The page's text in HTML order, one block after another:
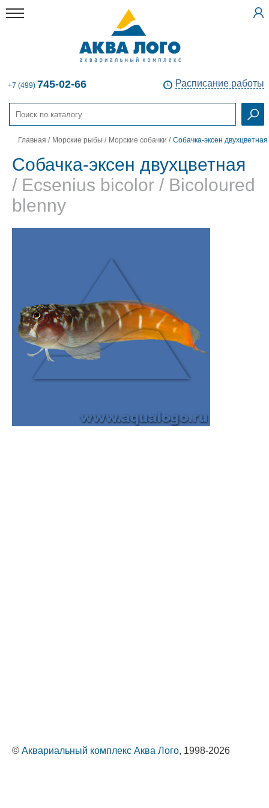
+7 (499) 745-02-66 Расписание работы
Главная / Морские рыбы / Морские собачки / Собачка-эксен двухцветная
Собачка-эксен двухцветная
/ Ecsenius bicolor / Bicoloured
blenny
© Аквариальный комплекс Аква Лого, 1998-2026